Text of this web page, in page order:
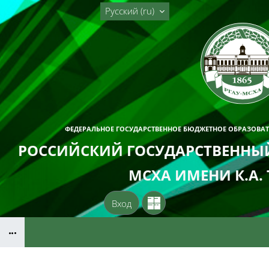
Перейти к основному содержанию
ФЕДЕРАЛЬНОЕ ГОСУДАРСТВЕННОЕ БЮДЖЕТНОЕ
РОССИЙСКИЙ
МСХА ИМЕНИ К.А.
Русский ‎(ru)‎
Вход